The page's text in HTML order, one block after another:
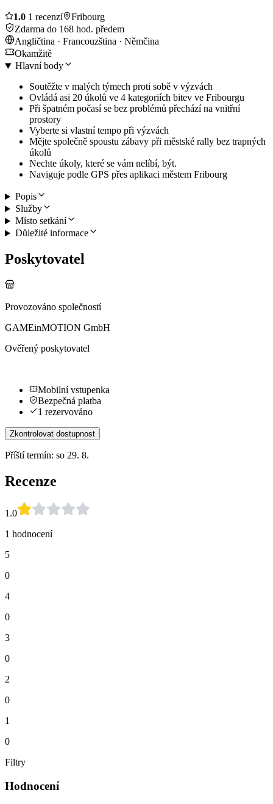
1.0 1 recenzí
Fribourg
Zdarma do 168 hod. předem
Angličtina · Francouzština · Němčina
Okamžitě
Hlavní body
Soutěžte v malých týmech proti sobě v výzvách
Ovládá asi 20 úkolů ve 4 kategoriích bitev ve Fribourgu
Při špatném počasí se bez problémů přechází na vnitřní
prostory
Vyberte si vlastní tempo při výzvách
Mějte společně spoustu zábavy při městské rally bez trapných
úkolů
Nechte úkoly, které se vám nelíbí, být.
Naviguje podle GPS přes aplikaci městem Fribourg
Popis
Služby
Místo setkání
Důležité informace
Poskytovatel
Provozováno společností
GAMEinMOTION GmbH
Ověřený poskytovatel
Mobilní vstupenka
Bezpečná platba
1 rezervováno
Zkontrolovat dostupnost
Příští termín: so 29. 8.
Recenze
1.0
1 hodnocení
5
0
4
0
3
0
2
0
1
0
Filtry
Hodnocení